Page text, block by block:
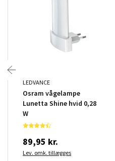
LEDVANCE
Osram vågelampe
Lunetta Shine hvid 0,28
W
89,95 kr.
Lev. omk. tillægges